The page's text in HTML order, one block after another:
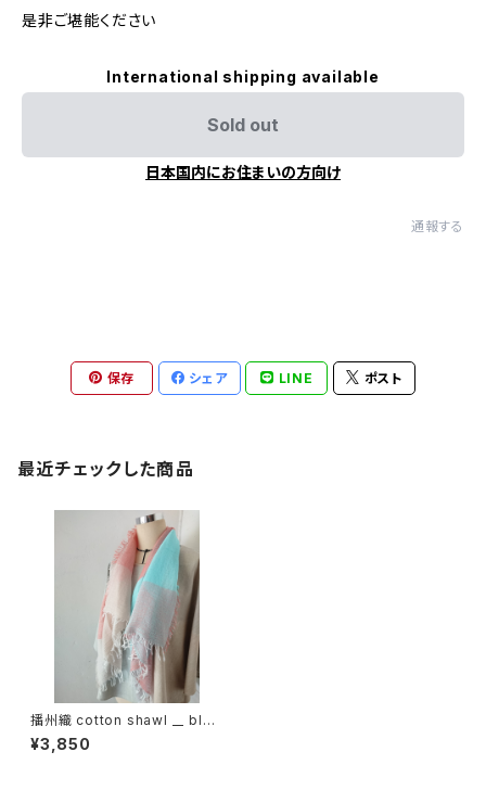
是非ご堪能ください
International shipping available
Sold out
日本国内にお住まいの方向け
通報する
保存 シェア LINE ポスト
最近チェックした商品
播州織 cotton shawl __ bloc
k 120
¥3,850